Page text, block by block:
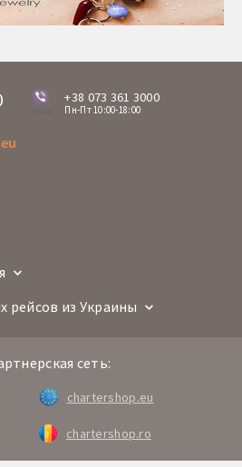
online
+38 073 361 3000
Пн-Пт 10:00-18:00
рейсов из Украины
сеть:
chartershop.eu
chartershop.ro